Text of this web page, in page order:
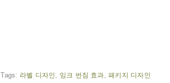
Watercolor Drawing
Tags: 라벨 디자인 , 잉크 번짐 효과,패키지 디자인